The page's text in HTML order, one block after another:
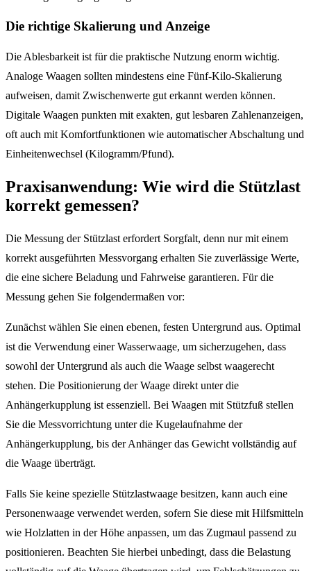
Die richtige Skalierung und Anzeige
Die Ablesbarkeit ist für die praktische Nutzung enorm wichtig.
Analoge Waagen sollten mindestens eine Fünf-Kilo-Skalierung
aufweisen, damit Zwischenwerte gut erkannt werden können.
Digitale Waagen punkten mit exakten, gut lesbaren Zahlenanzeigen,
oft auch mit Komfortfunktionen wie automatischer Abschaltung und
Einheitenwechsel (Kilogramm/Pfund).
Praxisanwendung: Wie wird die Stützlast
korrekt gemessen?
Die Messung der Stützlast erfordert Sorgfalt, denn nur mit einem
korrekt ausgeführten Messvorgang erhalten Sie zuverlässige Werte,
die eine sichere Beladung und Fahrweise garantieren. Für die
Messung gehen Sie folgendermaßen vor:
Zunächst wählen Sie einen ebenen, festen Untergrund aus. Optimal
ist die Verwendung einer Wasserwaage, um sicherzugehen, dass
sowohl der Untergrund als auch die Waage selbst waagerecht
stehen. Die Positionierung der Waage direkt unter die
Anhängerkupplung ist essenziell. Bei Waagen mit Stützfuß stellen
Sie die Messvorrichtung unter die Kugelaufnahme der
Anhängerkupplung, bis der Anhänger das Gewicht vollständig auf
die Waage überträgt.
Falls Sie keine spezielle Stützlastwaage besitzen, kann auch eine
Personenwaage verwendet werden, sofern Sie diese mit Hilfsmitteln
wie Holzlatten in der Höhe anpassen, um das Zugmaul passend zu
positionieren. Beachten Sie hierbei unbedingt, dass die Belastung